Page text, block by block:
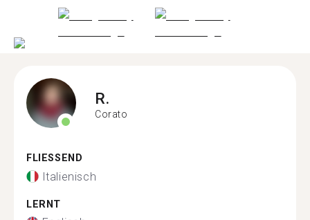
R.
Corato
FLIESSEND
Italienisch
LERNT